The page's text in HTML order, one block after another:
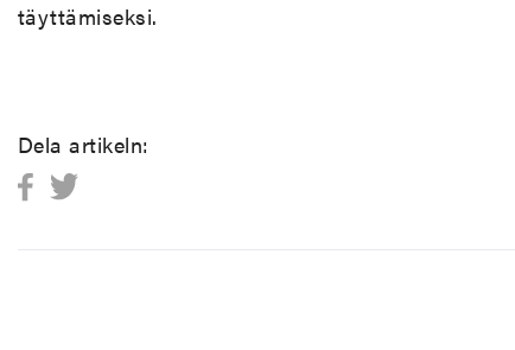
täyttämiseksi.
Dela artikeln: